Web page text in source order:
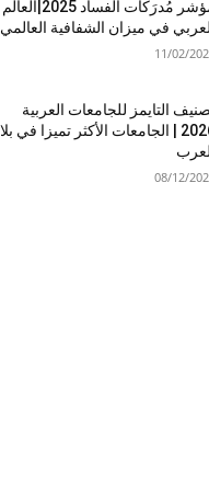
مؤشر مُدرَكات الفساد 2025|العالم
في ميزان الشفافية العالمي
11/02/
التايمز للجامعات العربية
2026 | الجامعات الأكثر تميزا في
08/12/